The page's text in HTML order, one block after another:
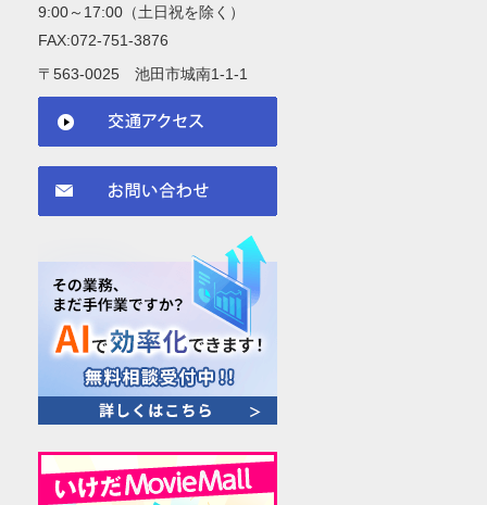
9:00～17:00（土日祝を除く）
FAX:072-751-3876
〒563-0025 池田市城南1-1-1